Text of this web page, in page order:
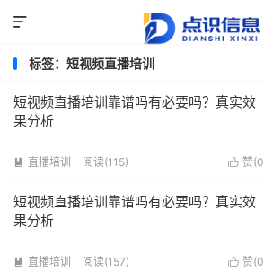

标签：短视频直播培训
短视频直播培训靠谱吗有必要吗？真实效
果分析
 赞(0
 直播培训 阅读(115)
短视频直播培训靠谱吗有必要吗？真实效
果分析
 赞(0
 直播培训 阅读(157)